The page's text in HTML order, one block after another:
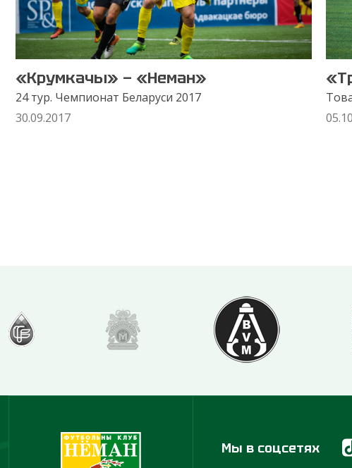
«Крумкачы» — «Неман»
24 тур. Чемпионат Беларуси 2017
30.09.2017
Мы в соцсетях